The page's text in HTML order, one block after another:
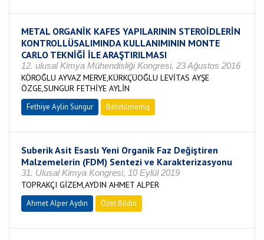
METAL ORGANİK KAFES YAPILARININ STEROİDLERİN
KONTROLLÜSALIMINDA KULLANIMININ MONTE
CARLO TEKNİĞİ İLE ARAŞTIRILMASI
12. ulusal Kimya Mühendisliği Kongresi, 23 Ağustos 2016
KÖROĞLU AYVAZ MERVE,KÜRKÇÜOĞLU LEVİTAS AYŞE
ÖZGE,SUNGUR FETHİYE AYLİN
Fethiye Aylin Sungur Belirtilmemiş
Suberik Asit Esaslı Yeni Organik Faz Değiştiren
Malzemelerin (FDM) Sentezi ve Karakterizasyonu
31. Ulusal Kimya Kongresi, 10 Eylül 2019
TOPRAKÇI GİZEM,AYDIN AHMET ALPER
Ahmet Alper Aydın Özet Bildiri